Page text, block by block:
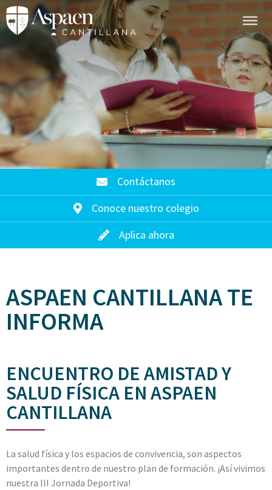
Contáctanos
Conoce nuestro colegio
Aplica ahora
ASPAEN CANTILLANA TE
INFORMA
ENCUENTRO DE AMISTAD Y
SALUD FÍSICA EN ASPAEN
CANTILLANA
La salud física y los espacios de convivencia, son aspectos
importantes dentro de nuestro plan de formación. ¡Así vivimos
nuestra III Jornada Deportiva!